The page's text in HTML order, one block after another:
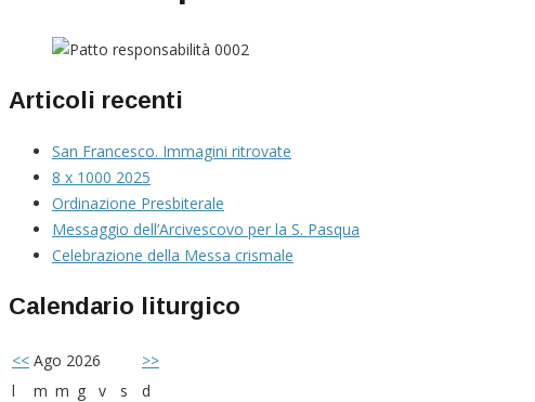
Articoli recenti
San Francesco. Immagini ritrovate
8 x 1000 2025
Ordinazione Presbiterale
Messaggio dell’Arcivescovo per la S. Pasqua
Celebrazione della Messa crismale
Calendario liturgico
<< Ago 2026
>>
l
m m g v s
d